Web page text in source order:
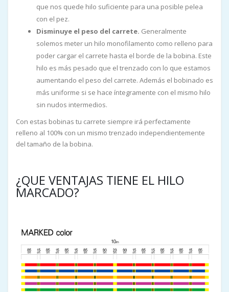
que nos quede hilo suficiente para una posible pelea
con el pez.
Disminuye el peso del carrete. Generalmente
solemos meter un hilo monofilamento como relleno para
poder cargar el carrete hasta el borde de la bobina. Este
hilo es más pesado que el trenzado con lo que estamos
aumentando el peso del carrete. Además el bobinado es
más uniforme si se hace íntegramente con el mismo hilo
sin nudos intermedios.
Con estas bobinas tu carrete siempre irá perfectamente
relleno al 100% con un mismo trenzado independientemente
del tamaño de la bobina.
¿QUE VENTAJAS TIENE EL HILO
MARCADO?